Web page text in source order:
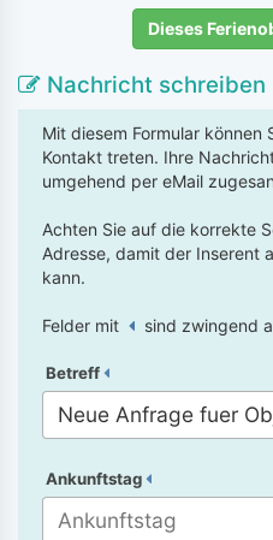
Dieses
Nachricht schreiben
Mit diesem Formular können
Kontakt treten. Ihre
umgehend per eMail
Achten Sie auf die korrekte
Adresse, damit der Inserent
kann.
Felder mit sind zwingend
Betreff
Ankunftstag